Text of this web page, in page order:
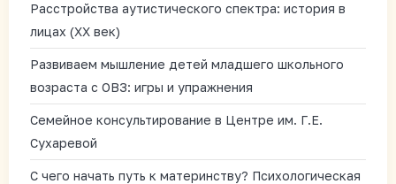
Расстройства аутистического спектра: история в
лицах (XX век)
Развиваем мышление детей младшего школьного
возраста с ОВЗ: игры и упражнения
Семейное консультирование в Центре им. Г.Е.
Сухаревой
С чего начать путь к материнству? Психологическая